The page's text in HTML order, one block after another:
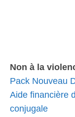
Non à la
Pack Nouveau
Aide financière
conjugale